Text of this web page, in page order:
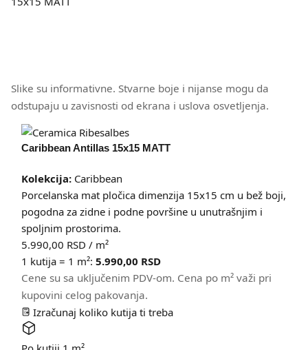
Slike su informativne. Stvarne boje i nijanse mogu da
odstupaju u zavisnosti od ekrana i uslova osvetljenja.
Caribbean Antillas 15x15 MATT
Kolekcija: Caribbean
Porcelanska mat pločica dimenzija 15x15 cm u bež boji,
pogodna za zidne i podne površine u unutrašnjim i
spoljnim prostorima.
5.990,00 RSD / m²
1 kutija = 1 m²: 5.990,00 RSD
Cene su sa uključenim PDV-om. Cena po m² važi pri
kupovini celog pakovanja.
Izračunaj koliko kutija ti treba